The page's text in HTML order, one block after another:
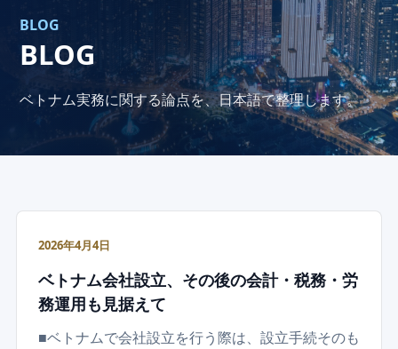
BLOG
BLOG
ベトナム実務に関する論点を、日本語で整理します。
2026年4月4日
ベトナム会社設立、その後の会計・税務・労
務運用も見据えて
■ベトナムで会社設立を行う際は、設立手続そのも